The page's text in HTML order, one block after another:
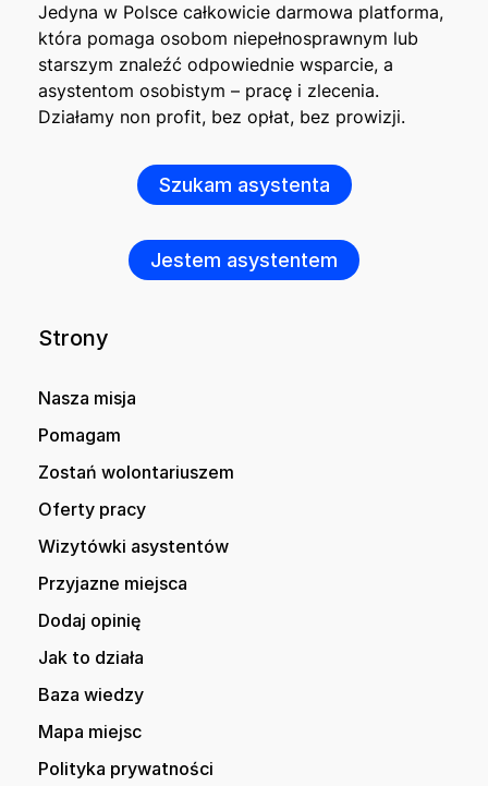
Jedyna w Polsce całkowicie darmowa platforma,
która pomaga osobom niepełnosprawnym lub
starszym znaleźć odpowiednie wsparcie, a
asystentom osobistym – pracę i zlecenia.
Działamy non profit, bez opłat, bez prowizji.
Szukam asystenta
Jestem asystentem
Strony
Nasza misja
Pomagam
Zostań wolontariuszem
Oferty pracy
Wizytówki asystentów
Przyjazne miejsca
Dodaj opinię
Jak to działa
Baza wiedzy
Mapa miejsc
Polityka prywatności